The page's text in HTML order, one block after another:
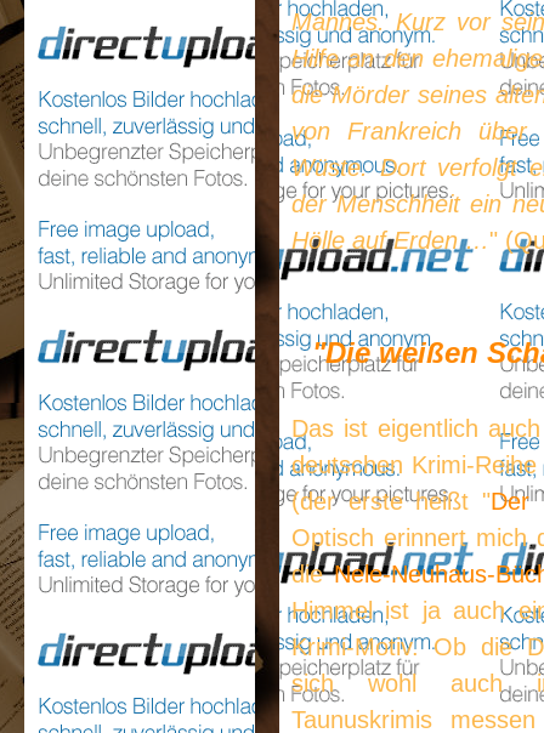
Mannes. Kurz vor
Hilfe an den
die Mörder seines
von Frankreich über
Wüste. Dort verfolgt
der Menschheit ein
Hölle auf Erden …"
"Die weißen
Das ist eigentlich
deutschen Krimi-
(der erste heißt "Der
Optisch erinnert mich
dieNele-Neuhaus-
Himmel ist ja auch
Krimi-Motiv. Ob die
sich wohl auch
Taunuskrimis